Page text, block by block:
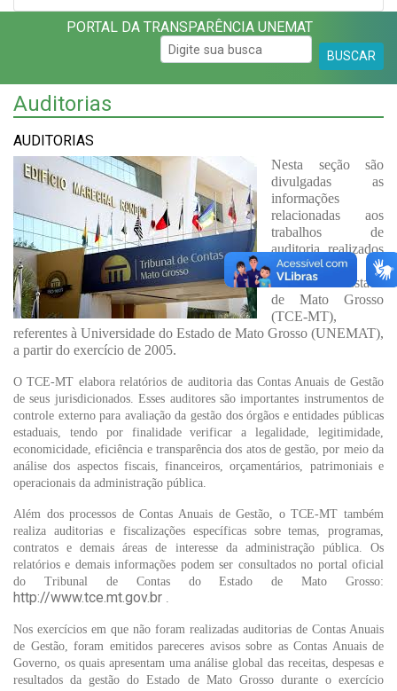
PORTAL DA TRANSPARÊNCIA UNEMAT
BUSCAR
Auditorias
AUDITORIAS
Nesta seção são
divulgadas as
informações
relacionadas aos
trabalhos de
auditoria realizados
pelo Tribunal de
Contas do Estado
de Mato Grosso
(TCE-MT),
referentes à Universidade do Estado de Mato Grosso (UNEMAT),
a partir do exercício de 2005.
O TCE-MT elabora relatórios de auditoria das Contas Anuais de Gestão
de seus jurisdicionados. Esses auditores são importantes instrumentos de
controle externo para avaliação da gestão dos órgãos e entidades públicas
estaduais, tendo por finalidade verificar a legalidade, legitimidade,
economicidade, eficiência e transparência dos atos de gestão, por meio da
análise dos aspectos fiscais, financeiros, orçamentários, patrimoniais e
operacionais da administração pública.
Além dos processos de Contas Anuais de Gestão, o TCE-MT também
realiza auditorias e fiscalizações específicas sobre temas, programas,
contratos e demais áreas de interesse da administração pública. Os
relatórios e demais informações podem ser consultados no portal oficial
do Tribunal de Contas do Estado de Mato Grosso:
http://www.tce.mt.gov.br .
Nos exercícios em que não foram realizadas auditorias de Contas Anuais
de Gestão, foram emitidos pareceres avisos sobre as Contas Anuais de
Governo, os quais apresentam uma análise global das receitas, despesas e
resultados da gestão do Estado de Mato Grosso durante o exercício